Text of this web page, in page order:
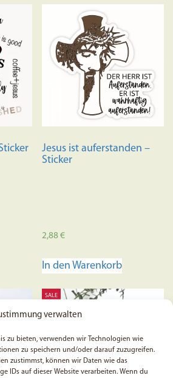
verwalten
zu bieten, verwenden wir Technologien wie
zu speichern und/oder darauf zuzugreifen.
zustimmst, können wir Daten wie das
IDs auf dieser Website verarbeiten. Wenn du
Jesus ist auferstanden –
Sticker
2,88€
In den Warenkorb
SALE